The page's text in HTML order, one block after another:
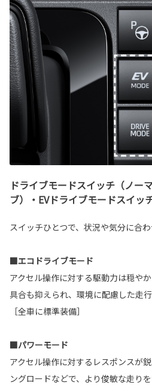
ドライブモードスイッチ（ノー
ブ）・EVドライブモードスイッ
スイッチひとつで、状況や気分に合わ
■エコドライブモード
アクセル操作に対する駆動力は穏や
具合も抑えられ、環境に配慮した走行
［全車に標準装備］
■パワーモード
アクセル操作に対するレスポンスが
ングロードなどで、より俊敏な走りを